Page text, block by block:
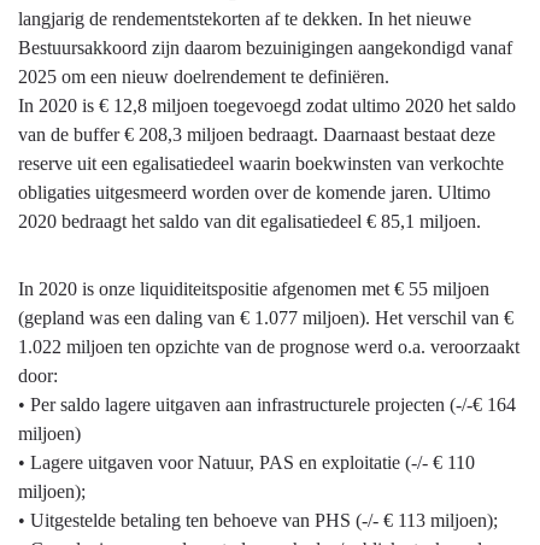
langjarig de rendementstekorten af te dekken. In het nieuwe
Bestuursakkoord zijn daarom bezuinigingen aangekondigd vanaf
2025 om een nieuw doelrendement te definiëren.
In 2020 is € 12,8 miljoen toegevoegd zodat ultimo 2020 het saldo
van de buffer € 208,3 miljoen bedraagt. Daarnaast bestaat deze
reserve uit een egalisatiedeel waarin boekwinsten van verkochte
obligaties uitgesmeerd worden over de komende jaren. Ultimo
2020 bedraagt het saldo van dit egalisatiedeel € 85,1 miljoen.
In 2020 is onze liquiditeitspositie afgenomen met € 55 miljoen
(gepland was een daling van € 1.077 miljoen). Het verschil van €
1.022 miljoen ten opzichte van de prognose werd o.a. veroorzaakt
door:
• Per saldo lagere uitgaven aan infrastructurele projecten (-/-€ 164
miljoen)
• Lagere uitgaven voor Natuur, PAS en exploitatie (-/- € 110
miljoen);
• Uitgestelde betaling ten behoeve van PHS (-/- € 113 miljoen);